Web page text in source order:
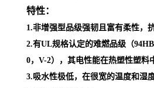
特性：
1.非增强型品级强韧且富有柔性，
2.有UL规格认定的难燃品级（
0，V-2），其电性能在热塑性塑料
3.吸水性极低，在很宽的温度和湿